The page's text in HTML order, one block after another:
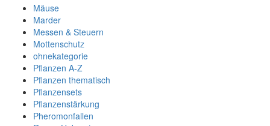
Mäuse
Marder
Messen & Steuern
Mottenschutz
ohnekategorie
Pflanzen A-Z
Pflanzen thematisch
Pflanzensets
Pflanzenstärkung
Pheromonfallen